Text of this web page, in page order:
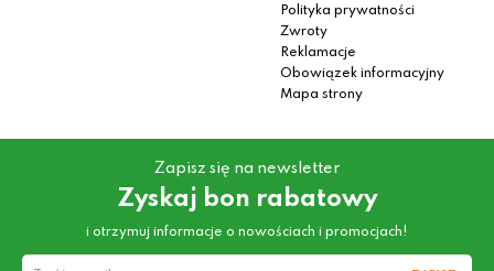
Polityka prywatności
Zwroty
Reklamacje
Obowiązek informacyjny
Mapa strony
Zapisz się na newsletter
Zyskaj bon rabatowy
i otrzymuj informacje o nowościach i promocjach!